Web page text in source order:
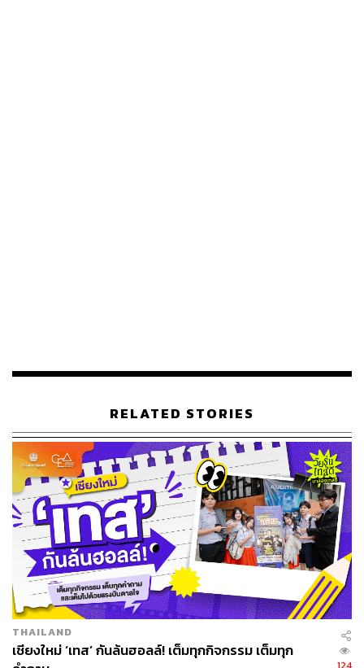
ภาพประกอบ: พรวลี จ้วงพุฒซา
พิสูจน์อักษร: วรรษมล สิงหโกมล
RELATED STORIES
THAILAND
เชียงใหม่ ‘เทส’ กันล้นฮอลล์! เต็มทุกกิจกรรม เต็มทุก